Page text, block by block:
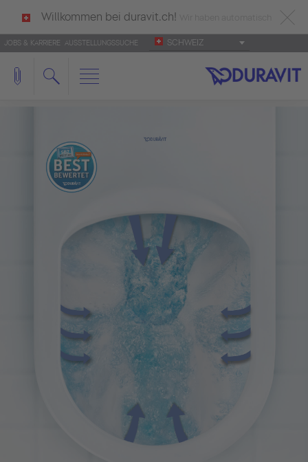
Willkommen bei duravit.ch!
deutsch als Ihre Sprache erkannt.
Français Italiano
JOBS & KARRIERE AUSSTELLUNGSSUCHE SCHWEIZ